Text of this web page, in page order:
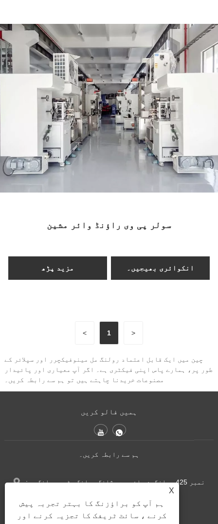
GRM-لائن
مکمل طور پر خودکار
انٹیگریٹڈ پروڈکشن لائن
ایک جامع، ون اسٹاپ حل جس میں پورے
عمل کا احاطہ کیا گیا ہے — کھولنے،
رول کرنے، اور سیدھا کرنے سے لے کر
محافظ اور مکمل طور پر خودکار ریسیپی
اقتباس حاصل کریں →
سولر پی وی راؤنڈ وائر مشین
مزید پڑھ انکوائری بھیجیں۔
< 1 >
چین میں ایک قابل اعتماد رولنگ مل مینوفیکچرر اور سپلائر کے
طور پر، ہمارے پاس اپنی فیکٹری ہے۔ اگر آپ معیاری اور پائیدار
مصنوعات خریدنا چاہتے ہیں تو ہم سے رابطہ کریں۔
ہمیں فالو کریں
ہم سے رابطہ کریں۔
:نمبر 425، یانگجن ہائی وے، ژانگ جیانگ سٹی، جیانگ سو
ٹیلی فون: +86-17314746343
X
ہم آپ کو براؤزنگ کا بہتر تجربہ پیش
کرنے ، سائٹ ٹریفک کا تجزیہ کرنے اور